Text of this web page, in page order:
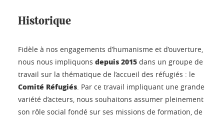
Historique
Fidèle à nos engagements d’humanisme et d’ouverture,
nous nous impliquons depuis 2015 dans un groupe de
travail sur la thématique de l’accueil des réfugiés : le
Comité Réfugiés. Par ce travail impliquant une grande
variété d’acteurs, nous souhaitons assumer pleinement
son rôle social fondé sur ses missions de formation, de